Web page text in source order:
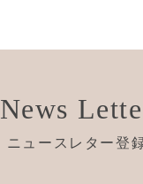
News
ニュースレター登